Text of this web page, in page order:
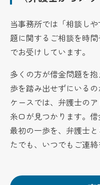
当事務所では「相談し
題に関するご相談を時
でお受けしています。
多くの方が借金問題を
歩を踏み出せずにいる
ケースでは、弁護士の
糸口が見つかります。
最初の一歩を、弁護士
たでも、いつでもご連